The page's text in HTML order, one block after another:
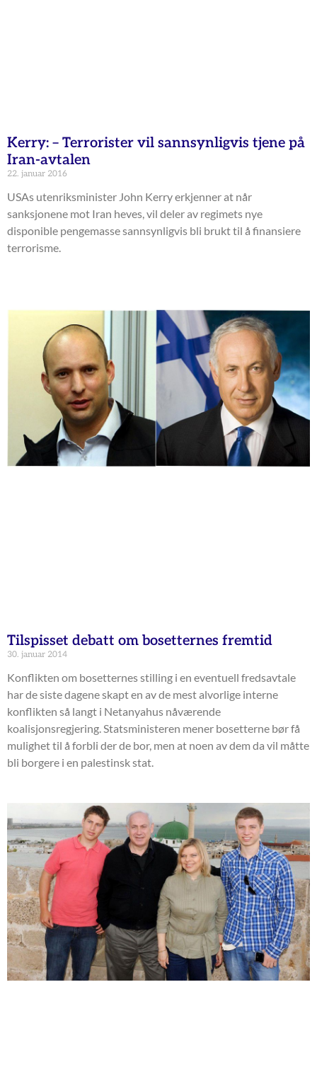
Kerry: – Terrorister vil sannsynligvis tjene på
Iran-avtalen
22. januar 2016
USAs utenriksminister John Kerry erkjenner at når
sanksjonene mot Iran heves, vil deler av regimets nye
disponible pengemasse sannsynligvis bli brukt til å finansiere
terrorisme.
Tilspisset debatt om bosetternes fremtid
30. januar 2014
Konflikten om bosetternes stilling i en eventuell fredsavtale
har de siste dagene skapt en av de mest alvorlige interne
konflikten så langt i Netanyahus nåværende
koalisjonsregjering. Statsministeren mener bosetterne bør få
mulighet til å forbli der de bor, men at noen av dem da vil måtte
bli borgere i en palestinsk stat.